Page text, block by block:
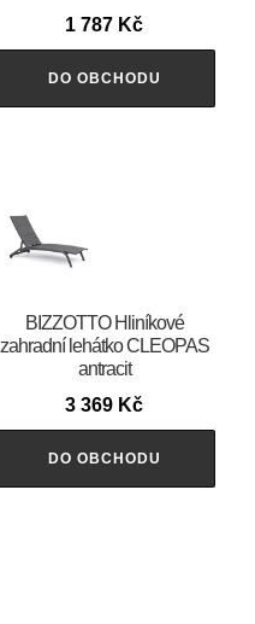
1 787 Kč
DO OBCHODU
BIZZOTTO Hliníkové
zahradní lehátko CLEOPAS
antracit
3 369 Kč
DO OBCHODU